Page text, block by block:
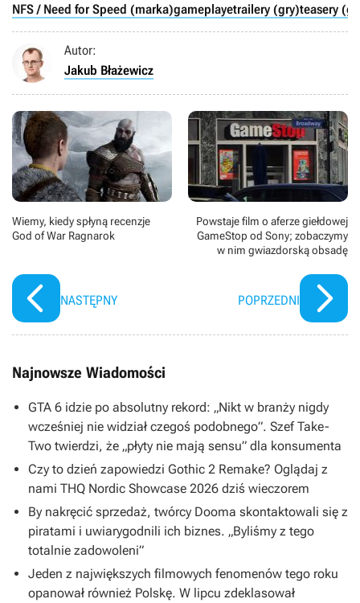
NFS / Need for Speed (marka)gameplayetrailery (gry)teasery
Autor:
Jakub Błażewicz
Wiemy, kiedy spłyną recenzje
God of War Ragnarok
NASTĘPNY
Powstaje film o aferze giełdowej
GameStop od Sony; zobaczymy
w nim gwiazdorską obsadę
POPRZEDNI
Najnowsze Wiadomości
GTA 6 idzie po absolutny rekord: „Nikt w branży nigdy
wcześniej nie widział czegoś podobnego”. Szef Take-
Two twierdzi, że „płyty nie mają sensu” dla konsumenta
Czy to dzień zapowiedzi Gothic 2 Remake? Oglądaj z
nami THQ Nordic Showcase 2026 dziś wieczorem
By nakręcić sprzedaż, twórcy Dooma skontaktowali się z
piratami i uwiarygodnili ich biznes. „Byliśmy z tego
totalnie zadowoleni”
Jeden z największych filmowych fenomenów tego roku
opanował również Polskę. W lipcu zdeklasował